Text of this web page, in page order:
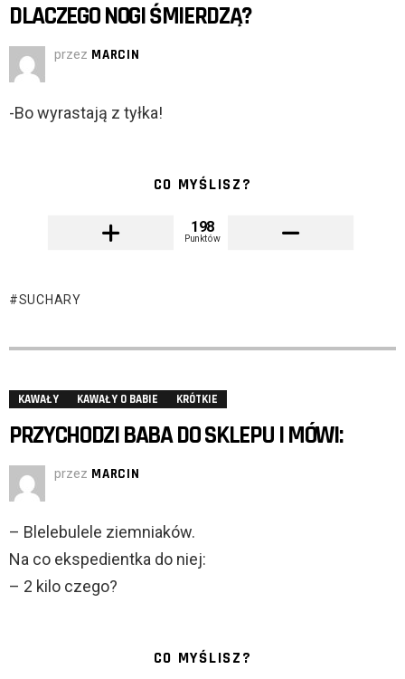
DLACZEGO NOGI ŚMIERDZĄ?
przez MARCIN
-Bo wyrastają z tyłka!
CO MYŚLISZ?
198
Punktów
SUCHARY
KAWAŁY KAWAŁY O BABIE KRÓTKIE
PRZYCHODZI BABA DO SKLEPU I MÓWI:
przez MARCIN
– Blelebulele ziemniaków.
Na co ekspedientka do niej:
– 2 kilo czego?
CO MYŚLISZ?